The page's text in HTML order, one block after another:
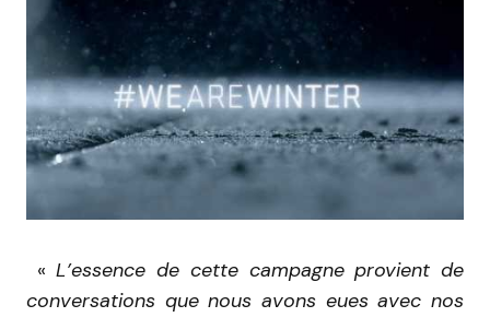
«L’essence de cette campagne provient de
conversations que nous avons eues avec nos